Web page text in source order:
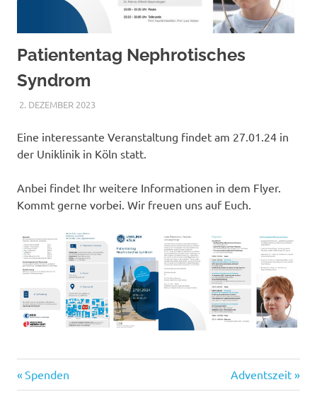
Patiententag Nephrotisches
Syndrom
2. DEZEMBER 2023NICOLE.BETH
ALLGEMEIN
Eine interessante Veranstaltung findet am 27.01.24 in
der Uniklinik in Köln statt.
Anbei findet Ihr weitere Informationen in dem Flyer.
Kommt gerne vorbei. Wir freuen uns auf Euch.
Beitragsnavigation
Vorheriger
Beitrag:
Spenden
Nächster
Beitrag:
Adventszeit